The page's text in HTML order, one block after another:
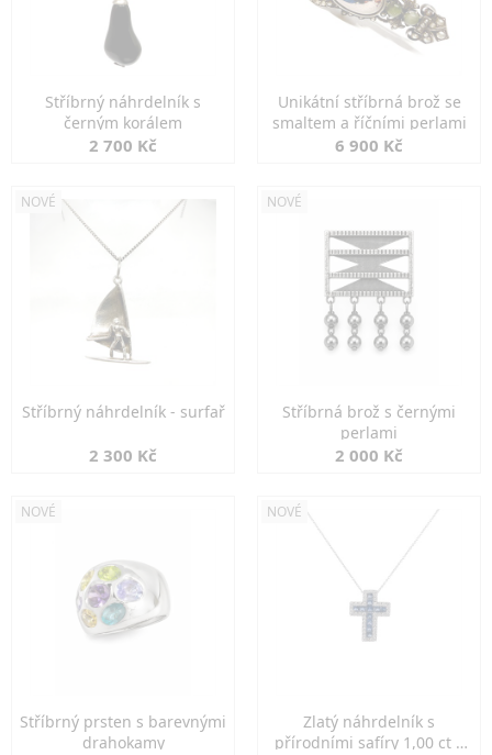
Stříbrný náhrdelník s
černým korálem
2 700 Kč
Unikátní stříbrná brož se
smaltem a říčními perlami
6 900 Kč
NOVÉ
Stříbrný náhrdelník - surfař
2 300 Kč
NOVÉ
Stříbrná brož s černými
perlami
2 000 Kč
NOVÉ
Stříbrný prsten s barevnými
drahokamy
NOVÉ
Zlatý náhrdelník s
přírodními safíry 1,00 ct a